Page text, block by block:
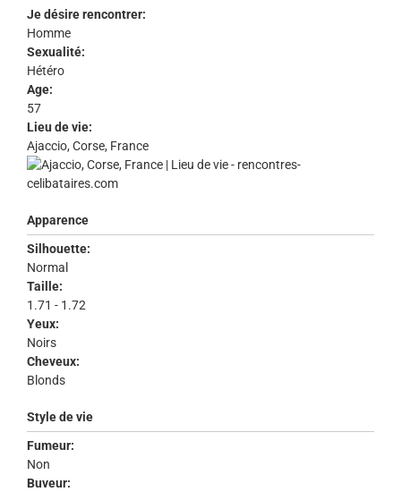
Je désire rencontrer:
Homme
Sexualité:
Hétéro
Age:
57
Lieu de vie:
Ajaccio, Corse, France
Apparence
Silhouette:
Normal
Taille:
1.71 - 1.72
Yeux:
Noirs
Cheveux:
Blonds
Style de vie
Fumeur:
Non
Buveur: